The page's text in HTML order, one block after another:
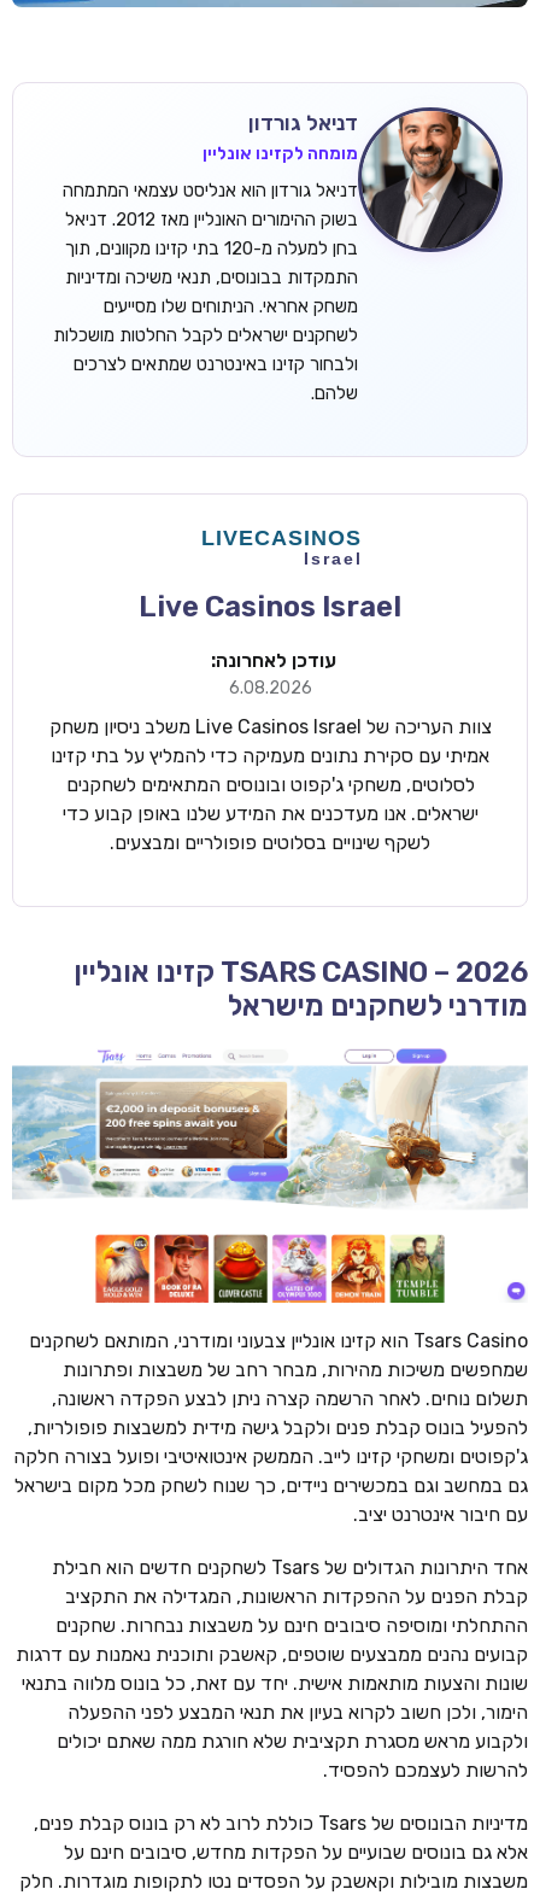
דניאל גורדון
מומחה לקזינו אונליין
דניאל גורדון הוא אנליסט עצמאי המתמחה
בשוק ההימורים האונליין מאז 2012. דניאל
בחן למעלה מ-120 בתי קזינו מקוונים, תוך
התמקדות בבונוסים, תנאי משיכה ומדיניות
משחק אחראי. הניתוחים שלו מסייעים
לשחקנים ישראלים לקבל החלטות מושכלות
ולבחור קזינו באינטרנט שמתאים לצרכים
שלהם.
Live Casinos Israel
עודכן לאחרונה:
6.08.2026
צוות העריכה של Live Casinos Israel משלב ניסיון משחק
אמיתי עם סקירת נתונים מעמיקה כדי להמליץ על בתי קזינו
לסלוטים, משחקי ג'קפוט ובונוסים המתאימים לשחקנים
ישראלים. אנו מעדכנים את המידע שלנו באופן קבוע כדי
לשקף שינויים בסלוטים פופולריים ומבצעים.
TSARS CASINO – 2026 קזינו אונליין
מודרני לשחקנים מישראל
Tsars Casino הוא קזינו אונליין צבעוני ומודרני, המותאם לשחקנים
שמחפשים משיכות מהירות, מבחר רחב של משבצות ופתרונות
תשלום נוחים. לאחר הרשמה קצרה ניתן לבצע הפקדה ראשונה,
להפעיל בונוס קבלת פנים ולקבל גישה מידית למשבצות פופולריות,
ג'קפוטים ומשחקי קזינו לייב. הממשק אינטואיטיבי ופועל בצורה חלקה
גם במחשב וגם במכשירים ניידים, כך שנוח לשחק מכל מקום בישראל
עם חיבור אינטרנט יציב.
אחד היתרונות הגדולים של Tsars לשחקנים חדשים הוא חבילת
קבלת הפנים על ההפקדות הראשונות, המגדילה את התקציב
ההתחלתי ומוסיפה סיבובים חינם על משבצות נבחרות. שחקנים
קבועים נהנים ממבצעים שוטפים, קאשבק ותוכנית נאמנות עם דרגות
שונות והצעות מותאמות אישית. יחד עם זאת, כל בונוס מלווה בתנאי
הימור, ולכן חשוב לקרוא בעיון את תנאי המבצע לפני ההפעלה
ולקבוע מראש מסגרת תקציבית שלא חורגת ממה שאתם יכולים
להרשות לעצמכם להפסיד.
מדיניות הבונוסים של Tsars כוללת לרוב לא רק בונוס קבלת פנים,
אלא גם בונוסים שבועיים על הפקדות מחדש, סיבובים חינם על
משבצות מובילות וקאשבק על הפסדים נטו לתקופות מוגדרות. חלק